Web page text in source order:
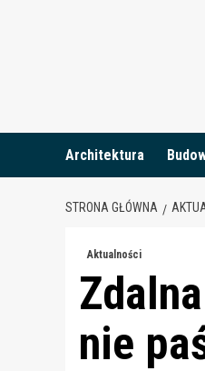
Architektura
STRONA GŁÓWNA
Aktualności
nie